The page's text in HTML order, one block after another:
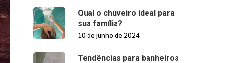
Qual o chuveiro ideal para
sua família?
10 de junho de 2024
Tendências para banheiros